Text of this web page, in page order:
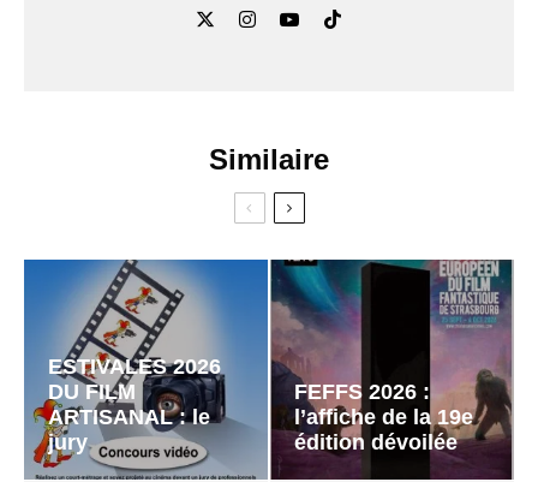
Similaire
ESTIVALES 2026
DU FILM
ARTISANAL : le
jury
FEFFS 2026 :
l’affiche de la 19e
édition dévoilée